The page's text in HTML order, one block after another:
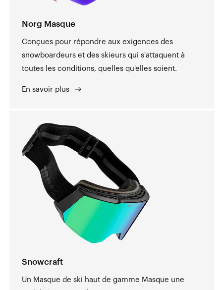
Norg Masque
Conçues pour répondre aux exigences des
snowboardeurs et des skieurs qui s'attaquent à
toutes les conditions, quelles qu'elles soient.
En savoir plus
Snowcraft
Un Masque de ski haut de gamme Masque une